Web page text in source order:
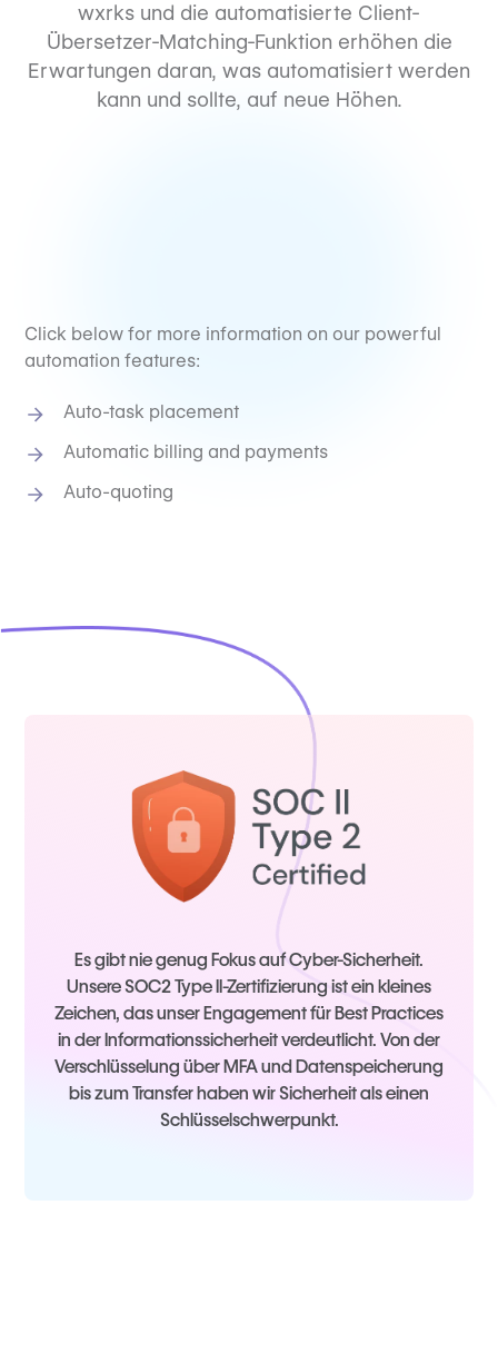
wxrks und die automatisierte Client-
Übersetzer-Matching-Funktion erhöhen die
Erwartungen daran, was automatisiert werden
kann und sollte, auf neue Höhen.
Click below for more information on our powerful
automation features:
Auto-task placement
Automatic billing and payments
Auto-quoting
Es gibt nie genug Fokus auf Cyber-Sicherheit.
Unsere SOC2 Type II-Zertifizierung ist ein kleines
Zeichen, das unser Engagement für Best Practices
in der Informationssicherheit verdeutlicht. Von der
Verschlüsselung über MFA und Datenspeicherung
bis zum Transfer haben wir Sicherheit als einen
Schlüsselschwerpunkt.